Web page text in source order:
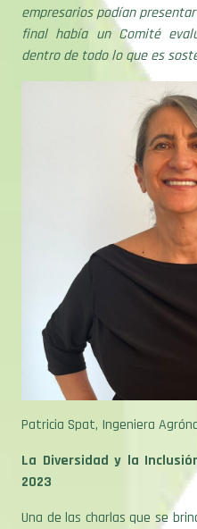
empresarios podían
final había un Comité
dentro de todo lo que es
Patricia Spat, Ingeniera
La Diversidad y la
2023
Una de las charlas que se